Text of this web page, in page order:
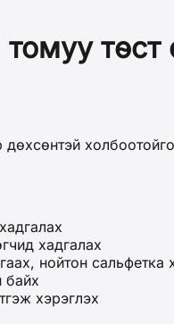
хадгалах
нойтон сальфетка
байх
хэрэглэх